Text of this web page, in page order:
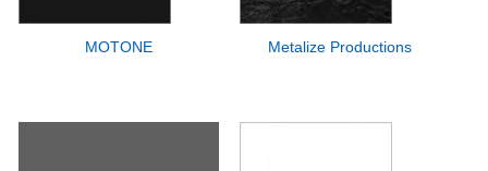
MOTONE Metalize Productions